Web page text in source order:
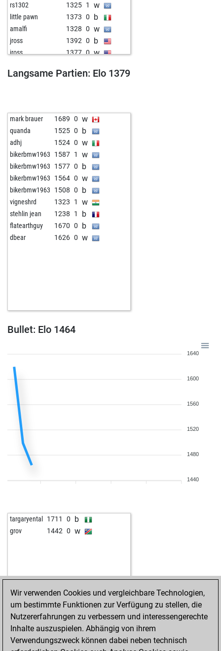
rs1302 1325 1 w
little pawn 1373 0 b
amalfi 1328 0 w
jross 1392 0 b
jross 1377 0 w
mumie 1319 0 w
dave70 1341 0 b
idiotima 1358 1 w
marquette 1380 b
katounga 1352 0 w
katounga 1332 0 b
account_chess 1492 w
sundar12 1174 1 b
naveen shetty 1030 w
ilikeit 1269 0 b
ilikeit 1247 w
1499 b
the big boss 007 1431 0 b
Langsame Partien: Elo 1379
mark brauer 1689 0 w
quanda 1525 0 b
adhj 1524 0 w
bikerbmw1963 1587 1 w
bikerbmw1963 1577 0 b
bikerbmw1963 1564 0 w
bikerbmw1963 1508 0 b
vigneshrd 1323 1 w
stehlin jean 1238 1 b
flatearthguy 1670 0 b
dbear 1626 0 w
Bullet: Elo 1464
1640
1600
1560
1520
1480
1440
targaryental 1711 0 b
grov 1442 0 w
Wir verwenden Cookies und vergleichbare Technologien,
um bestimmte Funktionen zur Verfügung zu stellen, die
Nutzererfahrungen zu verbessern und interessengerechte
Inhalte auszuspielen. Abhängig von ihrem
Verwendungszweck können dabei neben technisch